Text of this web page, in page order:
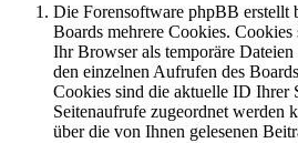
Die Forensoftware phpBB erstellt
Boards mehrere Cookies.
Ihr Browser als temporäre
den einzelnen Aufrufen des
Cookies sind die aktuelle ID Ihrer
Seitenaufrufe zugeordnet werden
über die von Ihnen gelesenen